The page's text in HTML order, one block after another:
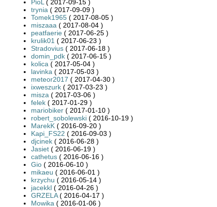
PioL ( 2017-09-15 )
trynia ( 2017-09-09 )
Tomek1965 ( 2017-08-05 )
miszaaa ( 2017-08-04 )
peatfaerie ( 2017-06-25 )
krulik01 ( 2017-06-23 )
Stradovius ( 2017-06-18 )
domin_pdk ( 2017-06-15 )
kolica ( 2017-05-04 )
lavinka ( 2017-05-03 )
meteor2017 ( 2017-04-30 )
ixweszurk ( 2017-03-23 )
misza ( 2017-03-06 )
felek ( 2017-01-29 )
mariobiker ( 2017-01-10 )
robert_sobolewski ( 2016-10-19 )
MarekK ( 2016-09-20 )
Kapi_FS22 ( 2016-09-03 )
djcinek ( 2016-06-28 )
Jasiet ( 2016-06-19 )
cathetus ( 2016-06-16 )
Gio ( 2016-06-10 )
mikaeu ( 2016-06-01 )
krzychu ( 2016-05-14 )
jacekkl ( 2016-04-26 )
GRZELA( 2016-04-17 )
Mowika ( 2016-01-06 )